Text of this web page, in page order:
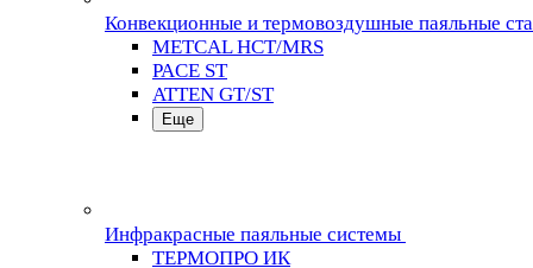
Конвекционные и термовоздушные паяльные
METCAL HCT/MRS
PACE ST
ATTEN GT/ST
Еще
Инфракрасные паяльные системы
ТЕРМОПРО ИК